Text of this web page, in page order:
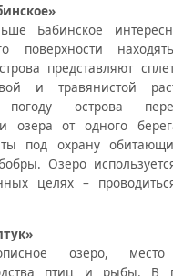
Бабинское
поверхности
представляют
и травянистой
погоду острова
озера от одного
под охрану
Озеро
целях –
озеро,
птиц и рыбы. В